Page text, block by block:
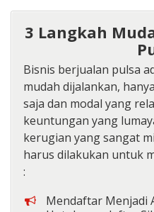
3 Langkah
Bisnis berjualan pulsa
mudah dijalankan,
saja dan modal yang
keuntungan yang
kerugian yang sangat
harus dilakukan untuk
:
Mendaftar Menjadi